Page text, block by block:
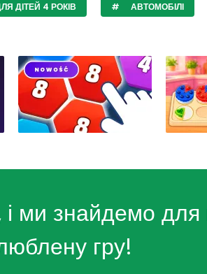
ДІТЕЙ 4 РОКІВ АВТОМОБІЛІ
і ми знайдемо для
гру!